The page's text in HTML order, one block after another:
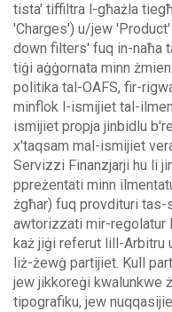
tista' tiffiltra l-għażla
'Charges') u/jew
down filters' fuq in-naħa
tiġi aġġornata minn
politika tal-OAFS, fir-
minflok l-ismijiet tal-
ismijiet propja jinbidlu
x'taqsam mal-ismijiet
Servizzi Finanzjarji hu li
ppreżentati minn
żgħar) fuq provdituri
awtorizzati mir-regolatur
każ jiġi referut lill-Arbitru
liż-żewġ partijiet. Kull
jew jikkoreġi kwalunkwe
tipografiku, jew